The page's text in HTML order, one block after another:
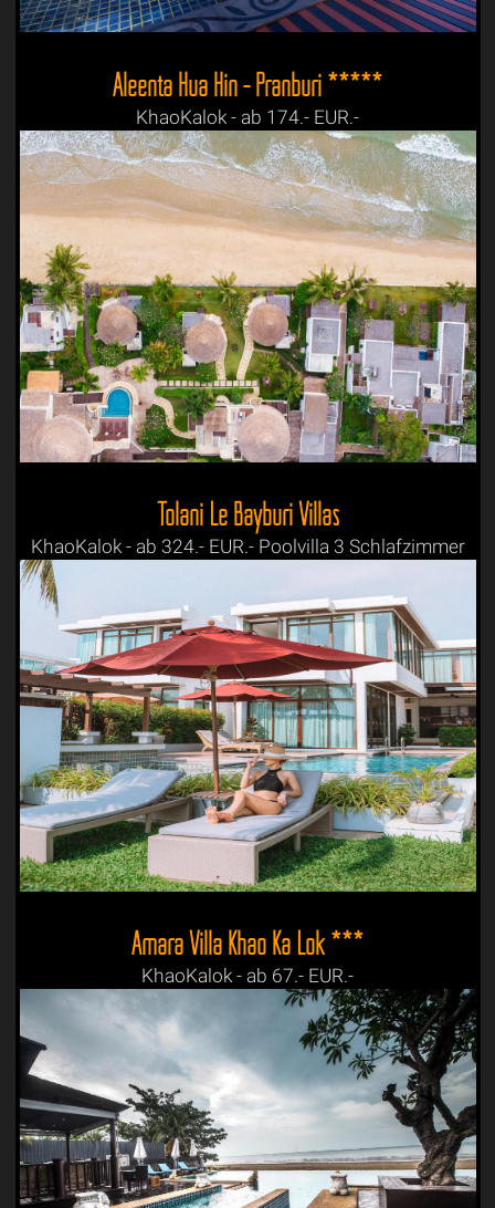
Aleenta Hua Hin - Pranburi *****
KhaoKalok - ab 174.- EUR.-
Tolani Le Bayburi Villas
KhaoKalok - ab 324.- EUR.- Poolvilla 3 Schlafzimmer
Amara Villa Khao Ka Lok ***
KhaoKalok - ab 67.- EUR.-